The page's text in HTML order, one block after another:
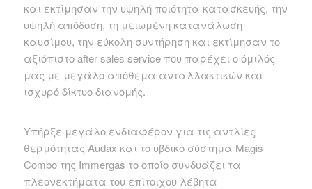
και εκτίμησαν την υψηλή ποιότητα κατασκευής, την
υψηλή απόδοση, τη μειωμένη κατανάλωση
καυσίμου, την εύκολη συντήρηση και εκτίμησαν το
αξιόπιστο after sales service που παρέχει ο όμιλός
μας με μεγάλο απόθεμα ανταλλακτικών και
ισχυρό δίκτυο διανομής.
Υπήρξε μεγάλο ενδιαφέρον για τις αντλίες
θερμότητας Audax και το υβδικό σύστημα Magis
Combo της Immergas το οποίο συνδυάζει τα
πλεονεκτήματα του επίτοιχου λέβητα